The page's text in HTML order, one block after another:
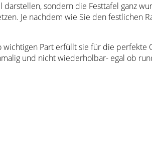
sondern die Festtafel ganz
Je nachdem wie Sie den festlichen
wichtigen Part erfüllt sie für die perfekte
und nicht wiederholbar- egal ob